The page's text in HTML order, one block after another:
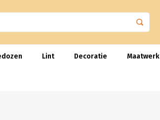
Lint Decoratie Maatwerk